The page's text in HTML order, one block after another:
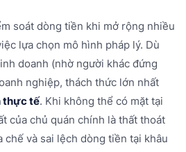
soát dòng tiền khi mở rộng nhiều
lựa chọn mô hình pháp lý. Dù
doanh (nhờ người khác đứng
nghiệp, thách thức lớn nhất
thực tế. Khi không thể có mặt tại
của chủ quán chính là thất thoát
chế và sai lệch dòng tiền tại khâu